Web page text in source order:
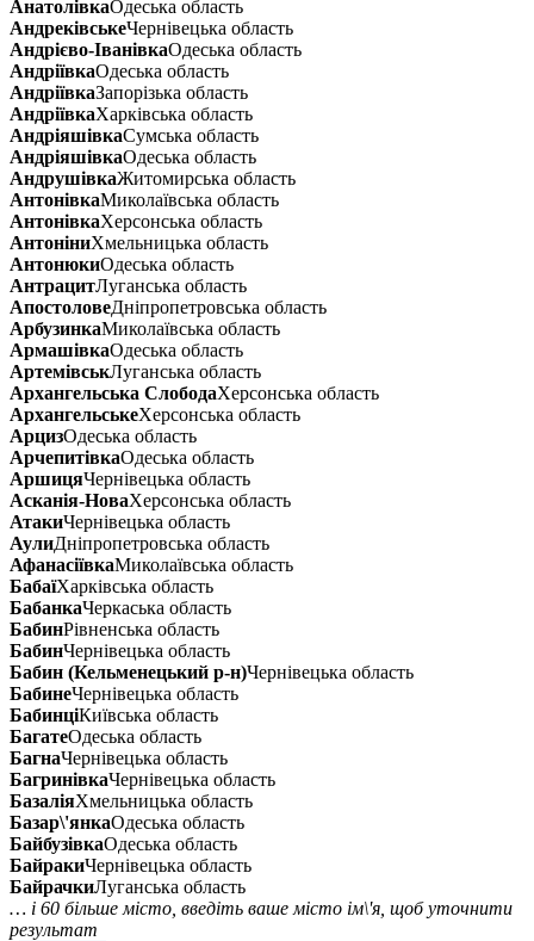
АнатолівкаОдеська область
АндреківськеЧернівецька область
Андрієво-ІванівкаОдеська область
АндріївкаОдеська область
АндріївкаЗапорізька область
АндріївкаХарківська область
АндріяшівкаСумська область
АндріяшівкаОдеська область
АндрушівкаЖитомирська область
АнтонівкаМиколаївська область
АнтонівкаХерсонська область
АнтоніниХмельницька область
АнтонюкиОдеська область
АнтрацитЛуганська область
АпостоловеДніпропетровська область
АрбузинкаМиколаївська область
АрмашівкаОдеська область
АртемівськЛуганська область
Архангельська СлободаХерсонська область
АрхангельськеХерсонська область
АрцизОдеська область
АрчепитівкаОдеська область
АршицяЧернівецька область
Асканія-НоваХерсонська область
АтакиЧернівецька область
АулиДніпропетровська область
АфанасіївкаМиколаївська область
БабаїХарківська область
БабанкаЧеркаська область
БабинРівненська область
БабинЧернівецька область
Бабин (Кельменецький р-н)Чернівецька область
БабинеЧернівецька область
БабинціКиївська область
БагатеОдеська область
БагнаЧернівецька область
БагринівкаЧернівецька область
БазаліяХмельницька область
Базар\'янкаОдеська область
БайбузівкаОдеська область
БайракиЧернівецька область
БайрачкиЛуганська область
… і 60 більше місто, введіть ваше місто ім\'я, щоб уточнити
результат